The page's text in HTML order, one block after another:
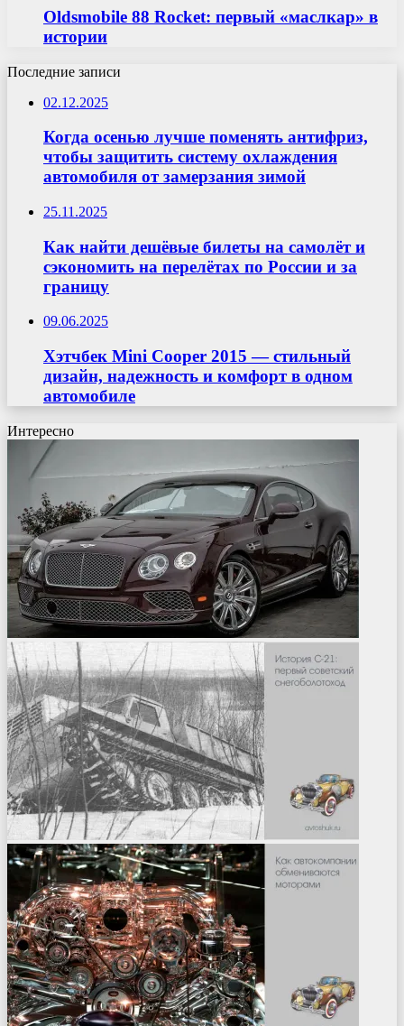
Oldsmobile 88 Rocket: первый «маслкар» в
истории
Последние записи
02.12.2025
Когда осенью лучше поменять антифриз,
чтобы защитить систему охлаждения
автомобиля от замерзания зимой
25.11.2025
Как найти дешёвые билеты на самолёт и
сэкономить на перелётах по России и за
границу
09.06.2025
Хэтчбек Mini Cooper 2015 — стильный
дизайн, надежность и комфорт в одном
автомобиле
Интересно